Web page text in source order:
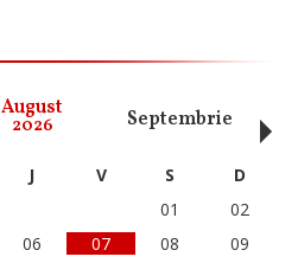
August
2026 Septembrie
J V S
D
01
02
06 07 08
09